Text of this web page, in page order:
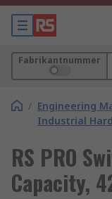
Fabrikantnummer
/ Engineering
Industrial
RS PRO
Capacity,